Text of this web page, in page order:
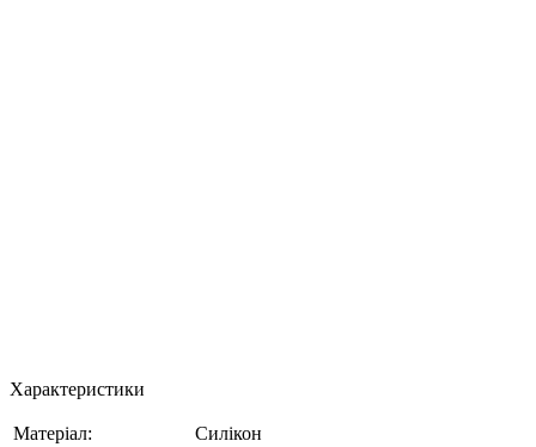
Характеристики
Матеріал:
Силікон